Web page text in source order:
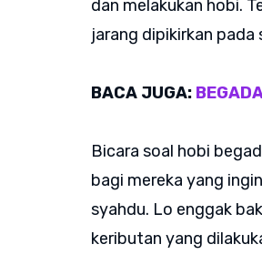
dan melakukan hobi.
jarang dipikirkan pada
BACA JUGA:
Bicara soal hobi
bagi mereka yang
syahdu. Lo enggak
keributan yang